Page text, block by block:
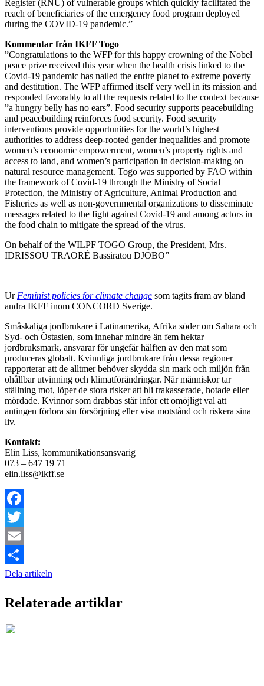
Register (RNU) of vulnerable groups which quickly facilitated the
reach of beneficiaries of the emergency food program deployed
during the COVID-19 pandemic.”
Kommentar från IKFF Togo
”Congratulations to the WFP for this happy crowning of the Nobel
peace prize received this year when the health crisis linked to the
Covid-19 pandemic has nailed the entire planet to extreme poverty
and destitution. The WFP affirmed itself very well in its mission and
responded favorably to all the requests related to the context because
”a hungry belly has no ears”. Food security supports peacebuilding
and peacebuilding reinforces food security. Food security
interventions provide opportunities for the world’s highest
authorities to address deep-rooted gender inequalities and promote
women’s economic empowerment, women’s property rights and
access to land, and women’s participation in decision-making on
natural resource management. Togo was supported by FAO within
the framework of Covid-19 through the Ministry of Social
Protection, the Ministry of Agriculture, Animal Production and
Fisheries as well as non-governmental organizations to disseminate
messages related to the fight against Covid-19 and among actors in
the food chain to mitigate the spread of the virus.
On behalf of the WILPF TOGO Group, the President, Mrs.
IDRISSOU TRAORÉ Bassiratou DJOBO”
Ur Feminist policies for climate change som tagits fram av bland
andra IKFF inom CONCORD Sverige.
Småskaliga jordbrukare i Latinamerika, Afrika söder om Sahara och
Syd- och Östasien, som innehar mindre än fem hektar
jordbruksmark, ansvarar för ungefär hälften av den mat som
produceras globalt. Kvinnliga jordbrukare från dessa regioner
rapporterar att de alltmer behöver skydda sin mark och miljön från
ohållbar utvinning och klimatförändringar. När människor tar
ställning mot, löper de stora risker att bli trakasserade, hotade eller
mördade. Kvinnor som drabbas står inför ett omöjligt val att
antingen förlora sin försörjning eller visa motstånd och riskera sina
liv.
Kontakt:
Elin Liss, kommunikationsansvarig
073 – 647 19 71
elin.liss@ikff.se
Facebook
Twitter
Email
Dela artikeln
Relaterade artiklar